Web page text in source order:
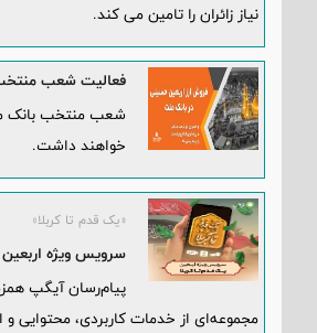
نیاز زائران را تامین می کند.
فعالیت شعب منتخب و
خواهند داشت.
«یک قدم تا کربلا»
سرویس ویژه
پیام‌رسان آیگپ
مجموعه‌ای از خدمات کاربردی، محتوایی و